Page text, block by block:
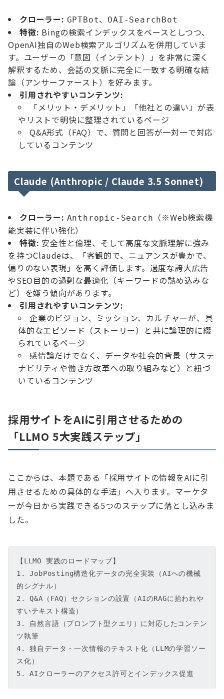
クローラー: GPTBot、 OAI-SearchBot
特徴: Bingの検索インデックスをベースとしつつ、
OpenAI独自のWeb検索アルゴリズムを併用していま
す。ユーザーの「意図（インテント）」を非常に深く
解釈するため、会話の文脈に完全に一致する明確な結
論（アンサーファースト）を好みます。
引用されやすいコンテンツ:
「メリット・デメリット」「他社との違い」が表
やリストで明快に整理されているページ
Q&A形式（FAQ）で、質問と回答が一対一で対応
しているコンテンツ
Claude (Anthropic / Claude 3.5 Sonnet)
クローラー: Anthropic-Search
（※Web検索機
能実装に伴い強化）
特徴: 安全性と倫理、そして高度な文脈理解に強み
を持つClaudeは、「客観的で、ニュアンスが豊かで、
偏りのない表現」を高く評価します。過度な誇大広告
やSEO目的の過剰な最適化（キーワードの詰め込みな
ど）を嫌う傾向があります。
引用されやすいコンテンツ:
企業のビジョン、ミッション、カルチャーが、具
体的なエピソード（ストーリー）と共に論理的に綴
られているページ
感情論だけでなく、データや社会的背景（サステ
ナビリティや働き方改革への取り組みなど）と紐づ
いているコンテンツ
採用サイトをAIに引用させるための
「LLMO 5大実践ステップ」
ここからは、本題である「採用サイトの情報をAIに引
用させるための具体的な手法」へ入ります。マーケタ
ーが今日から実践できる5つのステップに落とし込みま
した。
【LLMO 実践のロードマップ】
1. JobPosting構造化データの完全実装（AIへの機械
的シグナル）
2. Q&A（FAQ）セクションの設置（AIのRAGに拾われや
すいテキスト構造）
3. 自然言語（プロンプト型クエリ）に対応したコンテン
ツ執筆
4. 独自データ・一次情報のテキスト化（LLMの学習ソー
ス化）